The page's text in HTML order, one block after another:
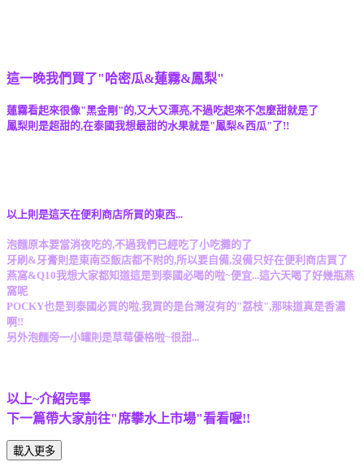
這一晚我們買了"哈密瓜&蓮霧&鳳梨"
蓮霧看起來很像"黑金剛"的,又大又漂亮,不過吃起來不怎麼甜就是了
鳳梨則是超甜的,在泰國我想最甜的水果就是"鳳梨&西瓜"了!!
以上則是這天在便利商店所買的東西...
泡麵原本要當消夜吃的,不過我們已經吃了小吃攤的了
牙刷&牙膏則是東南亞飯店都不附的,所以要自備,沒備只好在便利商店買了
燕窩&Q10我想大家都知道這是到泰國必喝的啦~便宜...這六天喝了好幾瓶燕
窩呢
POCKY也是到泰國必買的啦,我買的是台灣沒有的"荔枝",那味道真是香濃
啊!!
另外泡麵旁一小罐則是草莓優格啦~很甜...
以上~介紹完畢
下一篇帶大家前往"席攀水上市場"看看喔!!
載入更多